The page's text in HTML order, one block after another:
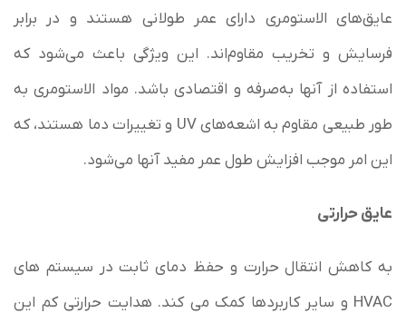
عایق‌های الاستومری دارای عمر طولانی هستند و در برابر
فرسایش و تخریب مقاوم‌اند. این ویژگی باعث می‌شود که
استفاده از آنها به‌صرفه و اقتصادی باشد. مواد الاستومری به
طور طبیعی مقاوم به اشعه‌های UV و تغییرات دما هستند، که
این امر موجب افزایش طول عمر مفید آنها می‌شود.
عایق حرارتی
به کاهش انتقال حرارت و حفظ دمای ثابت در سیستم های
HVAC و سایر کاربردها کمک می کند. هدایت حرارتی کم این